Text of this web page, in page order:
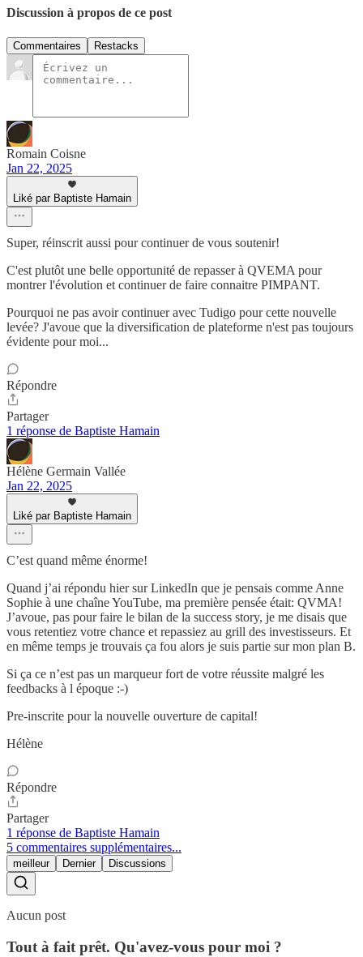
Discussion à propos de ce post
Commentaires Restacks
Romain Coisne
Jan 22, 2025
Liké par Baptiste Hamain
Super, réinscrit aussi pour continuer de vous soutenir!
C'est plutôt une belle opportunité de repasser à QVEMA pour
montrer l'évolution et continuer de faire connaitre PIMPANT.
Pourquoi ne pas avoir continuer avec Tudigo pour cette nouvelle
levée? J'avoue que la diversification de plateforme n'est pas toujours
évidente pour moi...
Répondre
Partager
1 réponse de Baptiste Hamain
Hélène Germain Vallée
Jan 22, 2025
Liké par Baptiste Hamain
C’est quand même énorme!
Quand j’ai répondu hier sur LinkedIn que je pensais comme Anne
Sophie à une chaîne YouTube, ma première pensée était: QVMA!
J’avoue, pas pour faire le bilan de la success story, je me disais que
vous retentiez votre chance et repassiez au grill des investisseurs. Et
en même temps je trouvais ça fou alors je suis partie sur mon plan B.
Si ça ce n’est pas un marqueur fort de votre réussite malgré les
feedbacks à l époque :-)
Pre-inscrite pour la nouvelle ouverture de capital!
Hélène
Répondre
Partager
1 réponse de Baptiste Hamain
5 commentaires supplémentaires...
meilleur Dernier Discussions
Aucun post
Tout à fait prêt. Qu'avez-vous pour moi ?